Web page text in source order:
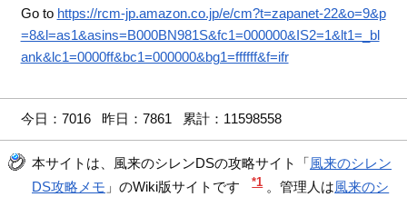
Go to https://rcm-jp.amazon.co.jp/e/cm?t=zapanet-22&o=9&p
=8&l=as1&asins=B000BN981S&fc1=000000&IS2=1&lt1=_bl
ank&lc1=0000ff&bc1=000000&bg1=ffffff&f=ifr
今日：7016 昨日：7861 累計：11598558
本サイトは、風来のシレンDSの攻略サイト「風来のシレン
DS攻略メモ 」のWiki版サイトです *1 。管理人は風来のシ